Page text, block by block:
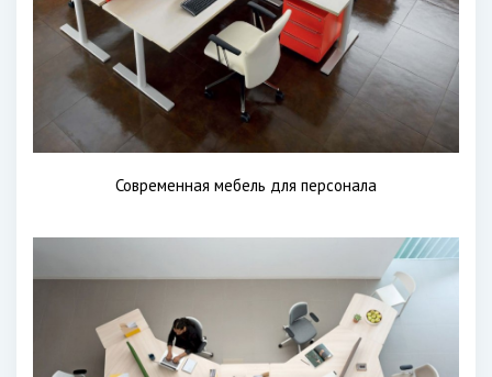
Современная мебель для персонала